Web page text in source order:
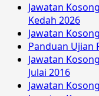
Jawatan
Kedah 2026
Jawatan
Panduan Ujian
Jawatan
Julai 2016
Jawatan